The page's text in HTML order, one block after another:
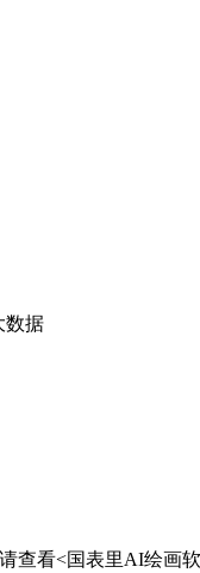
数据
看<国表里AI绘画